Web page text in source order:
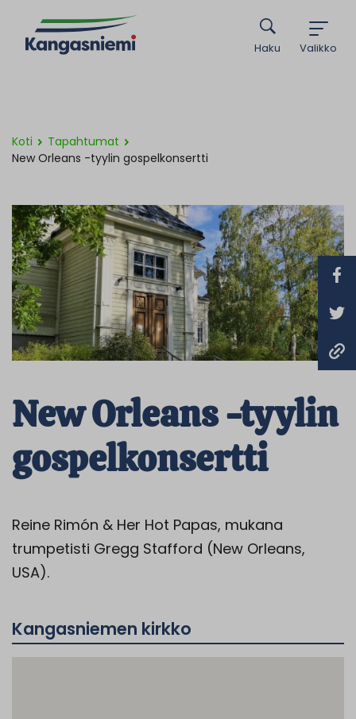
Valikko
Haku
Koti
Tapahtumat
New Orleans -tyylin gospelkonsertti
New Orleans -tyylin
gospelkonsertti
Reine Rimón & Her Hot Papas, mukana
trumpetisti Gregg Stafford (New Orleans,
USA).
Kangasniemen kirkko